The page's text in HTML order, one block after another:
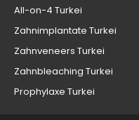
All-on-4 Turkei
Zahnimplantate Turkei
Zahnveneers Turkei
Zahnbleaching Turkei
Prophylaxe Turkei